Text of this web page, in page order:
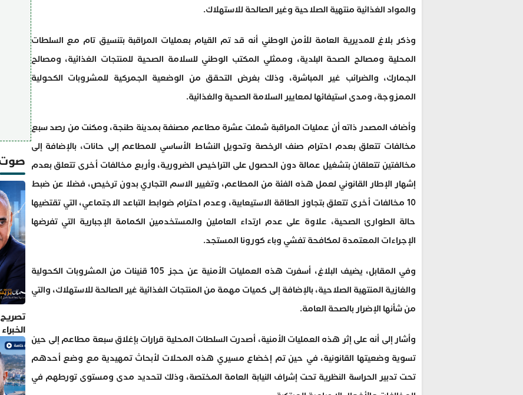
والمواد الغذائية منتهية الصلاحية وغير الصالحة للاستهلاك.
وذكر بلاغ للمديرية العامة للأمن الوطني أنه قد تم القيام بعمليات المراقبة بتنسيق تام مع السلطات
المحلية ومصالح الصحة البلدية، وممثلي المكتب الوطني للسلامة الصحية للمنتجات الغذائية، ومصالح
الجمارك، والضرائب غير المباشرة، وذلك بغرض التحقق من الوضعية الجمركية للمشروبات الكحولية
الممزوجة، ومدى استيفائها لمعايير السلامة الصحية والغذائية.
وأضاف المصدر ذاته أن عمليات المراقبة شملت عشرة مطاعم مصنفة بمدينة طنجة، ومكنت من رصد سبع
مخالفات تتعلق بعدم احترام صنف الرخصة وتحويل النشاط الأساسي للمطاعم إلى حانات، بالإضافة إلى
مخالفتين تتعلقان بتشغيل عمالة دون الحصول على التراخيص الضرورية، وأربع مخالفات أخرى تتعلق بعدم
إشهار الإطار القانوني لعمل هذه الفئة من المطاعم، وتغيير الاسم التجاري بدون ترخيص، فضلا عن ضبط
10 مخالفات أخرى تتعلق بتجاوز الطاقة الاستيعابية، وعدم احترام ضوابط التباعد الاجتماعي، التي تقتضيها
حالة الطوارئ الصحية، علاوة على عدم ارتداء العاملين والمستخدمين الكمامة الإجبارية التي تفرضها
الإجراءات المعتمدة لمكافحة تفشي وباء كورونا المستجد.
وفي المقابل، يضيف البلاغ، أسفرت هذه العمليات الأمنية عن حجز 105 قنينات من المشروبات الكحولية
والغازية المنتهية الصلاحية، بالإضافة إلى كميات مهمة من المنتجات الغذائية غير الصالحة للاستهلاك، والتي
من شأنها الإضرار بالصحة العامة.
وأشار إلى أنه على إثر هذه العمليات الأمنية، أصدرت السلطات المحلية قرارات بإغلاق سبعة مطاعم إلى حين
تسوية وضعيتها القانونية، في حين تم إخضاع مسيري هذه المحلات لأبحاث تمهيدية مع وضع أحدهم
تحت تدبير الحراسة النظرية تحت إشراف النيابة العامة المختصة، وذلك لتحديد مدى ومستوى تورطهم في